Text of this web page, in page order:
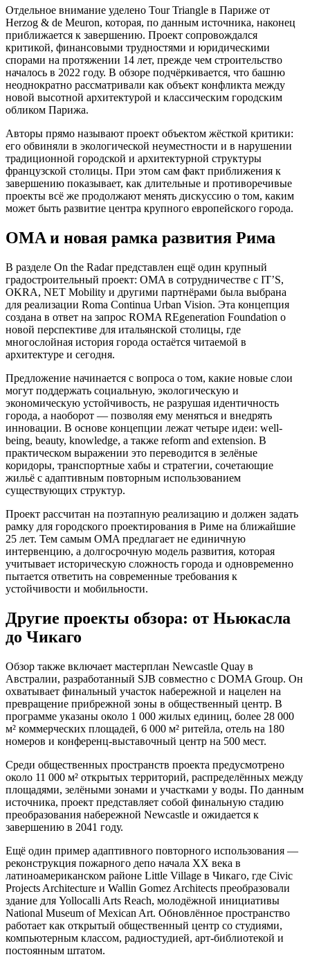
Отдельное внимание уделено Tour Triangle в Париже от
Herzog & de Meuron, которая, по данным источника, наконец
приближается к завершению. Проект сопровождался
критикой, финансовыми трудностями и юридическими
спорами на протяжении 14 лет, прежде чем строительство
началось в 2022 году. В обзоре подчёркивается, что башню
неоднократно рассматривали как объект конфликта между
новой высотной архитектурой и классическим городским
обликом Парижа.
Авторы прямо называют проект объектом жёсткой критики:
его обвиняли в экологической неуместности и в нарушении
традиционной городской и архитектурной структуры
французской столицы. При этом сам факт приближения к
завершению показывает, как длительные и противоречивые
проекты всё же продолжают менять дискуссию о том, каким
может быть развитие центра крупного европейского города.
OMA и новая рамка развития Рима
В разделе On the Radar представлен ещё один крупный
градостроительный проект: OMA в сотрудничестве с IT’S,
OKRA, NET Mobility и другими партнёрами была выбрана
для реализации Roma Continua Urban Vision. Эта концепция
создана в ответ на запрос ROMA REgeneration Foundation о
новой перспективе для итальянской столицы, где
многослойная история города остаётся читаемой в
архитектуре и сегодня.
Предложение начинается с вопроса о том, какие новые слои
могут поддержать социальную, экологическую и
экономическую устойчивость, не разрушая идентичность
города, а наоборот — позволяя ему меняться и внедрять
инновации. В основе концепции лежат четыре идеи: well-
being, beauty, knowledge, а также reform and extension. В
практическом выражении это переводится в зелёные
коридоры, транспортные хабы и стратегии, сочетающие
жильё с адаптивным повторным использованием
существующих структур.
Проект рассчитан на поэтапную реализацию и должен задать
рамку для городского проектирования в Риме на ближайшие
25 лет. Тем самым OMA предлагает не единичную
интервенцию, а долгосрочную модель развития, которая
учитывает историческую сложность города и одновременно
пытается ответить на современные требования к
устойчивости и мобильности.
Другие проекты обзора: от Ньюкасла
до Чикаго
Обзор также включает мастерплан Newcastle Quay в
Австралии, разработанный SJB совместно с DOMA Group. Он
охватывает финальный участок набережной и нацелен на
превращение прибрежной зоны в общественный центр. В
программе указаны около 1 000 жилых единиц, более 28 000
м² коммерческих площадей, 6 000 м² ритейла, отель на 180
номеров и конференц-выставочный центр на 500 мест.
Среди общественных пространств проекта предусмотрено
около 11 000 м² открытых территорий, распределённых между
площадями, зелёными зонами и участками у воды. По данным
источника, проект представляет собой финальную стадию
преобразования набережной Newcastle и ожидается к
завершению в 2041 году.
Ещё один пример адаптивного повторного использования —
реконструкция пожарного депо начала XX века в
латиноамериканском районе Little Village в Чикаго, где Civic
Projects Architecture и Wallin Gomez Architects преобразовали
здание для Yollocalli Arts Reach, молодёжной инициативы
National Museum of Mexican Art. Обновлённое пространство
работает как открытый общественный центр со студиями,
компьютерным классом, радиостудией, арт-библиотекой и
постоянным штатом.